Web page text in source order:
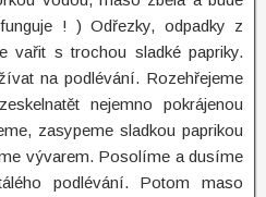
! ) Odřezky, odpadky z
vařit s trochou sladké papriky.
na podlévání. Rozehřejeme
nejemno pokrájenou
zasypeme sladkou paprikou
vývarem. Posolíme a dusíme
podlévání. Potom maso